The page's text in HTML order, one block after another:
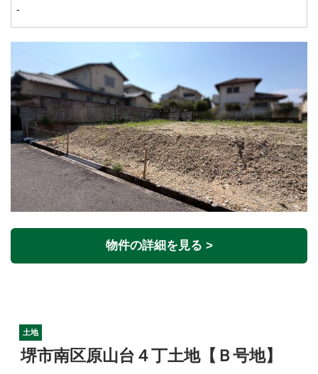
-
物件の詳細を見る >
土地
堺市南区原山台４丁土地【Ｂ号地】